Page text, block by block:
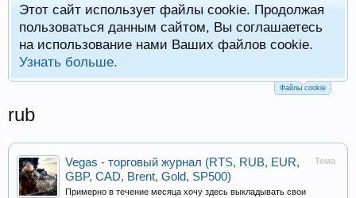
Этот сайт использует файлы cookie. Продолжая
пользоваться данным сайтом, Вы соглашаетесь
на использование нами Ваших файлов cookie.
Узнать больше.
Файлы cookie
rub
Тема
Vegas - торговый журнал (RTS, RUB, EUR,
GBP, CAD, Brent, Gold, SP500)
Примерно в течение месяца хочу здесь выкладывать свои